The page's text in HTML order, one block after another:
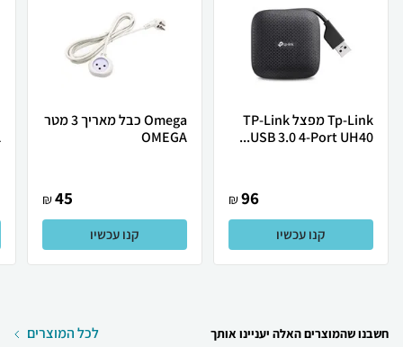
Tp-Link מפצל TP-Link
USB 3.0 4-Port UH40...
96
₪
קנו עכשיו
Omega כבל מאריך 3 מטר
OMEGA
45
₪
קנו עכשיו
חשבנו שהמוצרים האלה יעניינו אותך לכל המוצרים